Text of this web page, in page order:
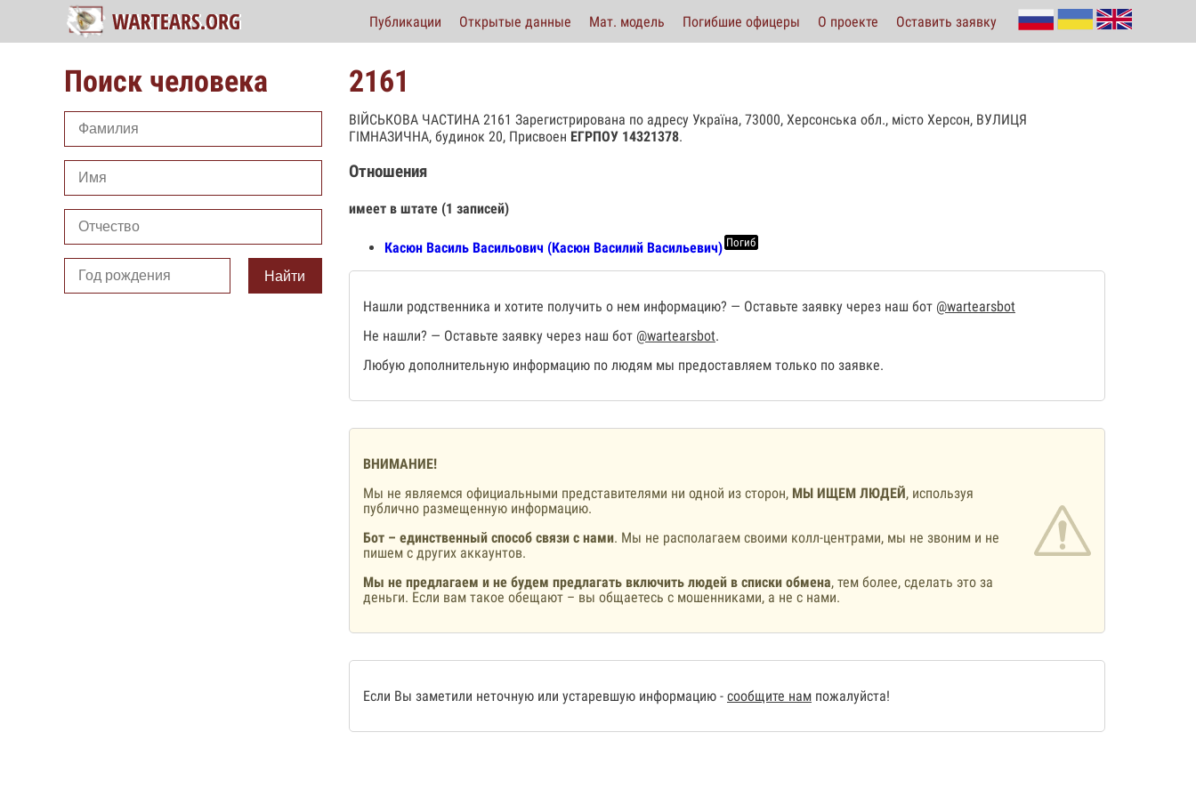
Публикации Открытые данные Мат. модель Погибшие офицеры О проекте Оставить заявку
Поиск человека
Найти
2161
ВІЙСЬКОВА ЧАСТИНА 2161 Зарегистрирована по адресу Україна, 73000, Херсонська обл., місто Херсон, ВУЛИЦЯ
ГІМНАЗИЧНА, будинок 20, Присвоен ЕГРПОУ 14321378.
Отношения
имеет в штате (1 записей)
Касюн Василь Васильович (Касюн Василий Васильевич) Погиб
Нашли родственника и хотите получить о нем информацию? — Оставьте заявку через наш бот @wartearsbot
Не нашли? — Оставьте заявку через наш бот @wartearsbot.
Любую дополнительную информацию по людям мы предоставляем только по заявке.
ВНИМАНИЕ!
Мы не являемся официальными представителями ни одной из сторон, МЫ ИЩЕМ ЛЮДЕЙ, используя
публично размещенную информацию.
Бот – единственный способ связи с нами. Мы не располагаем своими колл-центрами, мы не звоним и не
пишем с других аккаунтов.
Мы не предлагаем и не будем предлагать включить людей в списки обмена, тем более, сделать это за
деньги. Если вам такое обещают – вы общаетесь с мошенниками, а не с нами.
Если Вы заметили неточную или устаревшую информацию - сообщите нам пожалуйста!